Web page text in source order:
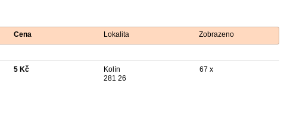
Cena Lokalita Zobrazeno
5 Kč
Kolín
281 26
67 x